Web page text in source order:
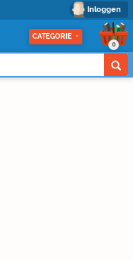
Inloggen
CATEGORIE
0